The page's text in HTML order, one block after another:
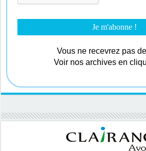
Vous ne recevrez pas
Voir nos archives en